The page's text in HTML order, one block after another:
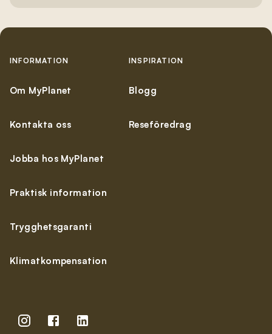
INFORMATION
Om MyPlanet
Kontakta oss
Jobba hos MyPlanet
Praktisk information
Trygghetsgaranti
Klimatkompensation
INSPIRATION
Blogg
Reseföredrag